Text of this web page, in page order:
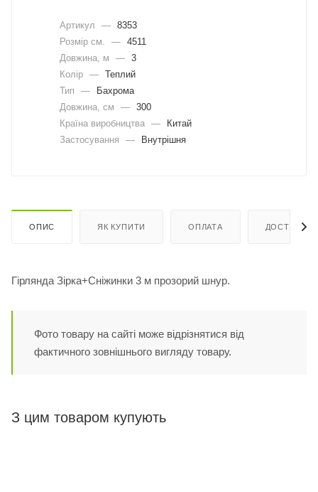
Артикул — 8353
Розмір см.
— 4511
Довжина, м
— 3
Колір — Теплий
Тип
—
Бахрома
Довжина, cм
— 300
Країна виробництва —
Китай
Застосування
— Внутрішня
ОПИС ЯК КУПИТИ ОПЛАТА ДОСТАВКА
Гірлянда Зірка+Сніжинки 3 м прозорий шнур.
Фото товару на сайті може відрізнятися від
фактичного зовнішнього вигляду товару.
З цим товаром купують